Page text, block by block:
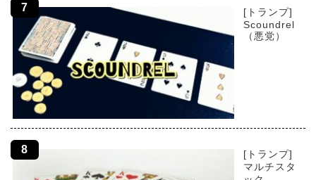
[トランプ]
Scoundrel
（悪党）
[トランプ]
マルチスタ